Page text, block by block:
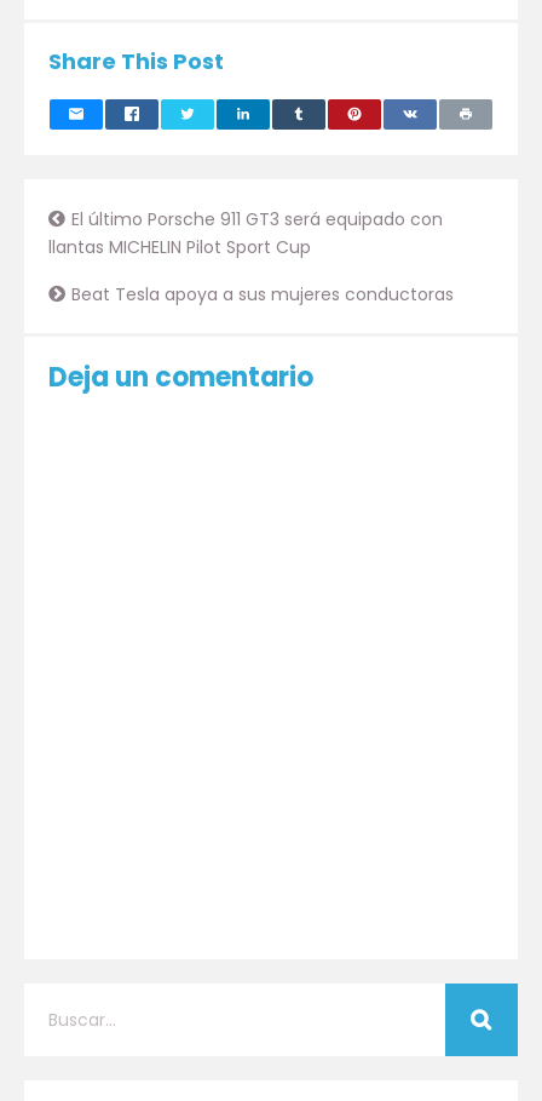
Share This Post
El último Porsche 911 GT3 será equipado con
llantas MICHELIN Pilot Sport Cup
Beat Tesla apoya a sus mujeres conductoras
Deja un comentario